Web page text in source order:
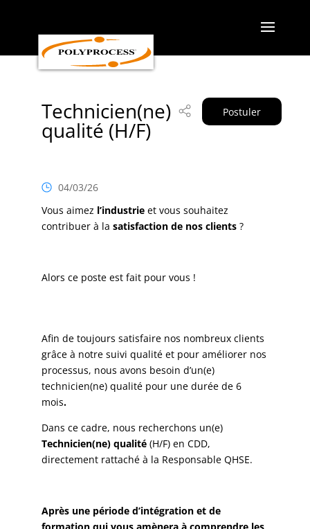
Technicien(ne)
qualité (H/F)
Postuler
04/03/26
Vous aimez l’industrieet vous souhaitez
contribuer à la satisfaction de nos clients?
Alors ce poste est fait pour vous !
Afin de toujours satisfaire nos nombreux clients
grâce à notre suivi qualité et pour améliorer nos
processus, nous avons besoin d’un(e)
technicien(ne) qualité pour une durée de 6
mois.
Dans ce cadre, nous recherchons un(e)
Technicien(ne) qualité(H/F) en CDD,
directement rattaché à la Responsable QHSE.
Après une période d’intégration et de